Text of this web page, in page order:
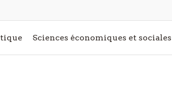
Sciences économiques et sociales